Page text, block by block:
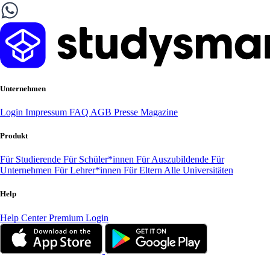
Unternehmen
Login Impressum FAQ AGB Presse Magazine
Produkt
Für Studierende Für Schüler*innen Für Auszubildende Für
Unternehmen Für Lehrer*innen Für Eltern Alle Universitäten
Help
Help CenterPremium Login